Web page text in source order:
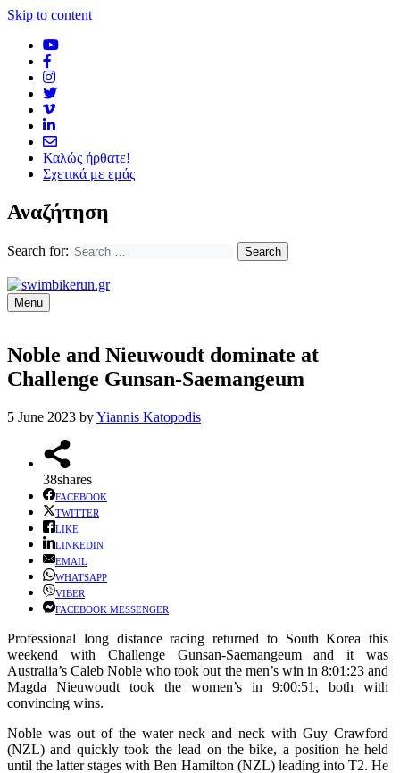
Skip to content
Καλώς ήρθατε!
Σχετικά με εμάς
Αναζήτηση
Search for:
Menu
Noble and Nieuwoudt dominate at
Challenge Gunsan-Saemangeum
5 June 2023 byYiannis Katopodis
38shares
FACEBOOK
TWITTER
LIKE
LINKEDIN
EMAIL
WHATSAPP
VIBER
FACEBOOK MESSENGER
Professional long distance racing returned to South Korea this
weekend with Challenge Gunsan-Saemangeum and it was
Australia’s Caleb Noble who took out the men’s win in 8:01:23 and
Magda Nieuwoudt took the women’s in 9:00:51, both with
convincing wins.
Noble was out of the water neck and neck with Guy Crawford
(NZL) and quickly took the lead on the bike, a position he held
until the latter stages with Ben Hamilton (NZL) leading into T2. He